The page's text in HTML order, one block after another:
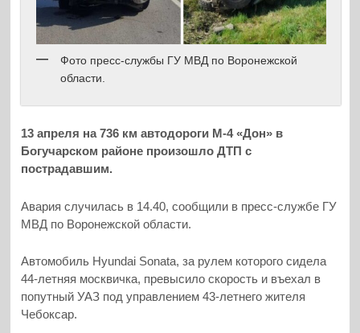
Фото пресс-службы ГУ МВД по Воронежской
области.
13 апреля на 736 км автодороги М-4 «Дон» в
Богучарском районе произошло ДТП с
пострадавшим.
Авария случилась в 14.40, сообщили в пресс-службе ГУ
МВД по Воронежской области.
Автомобиль Hyundai Sonata, за рулем которого сидела
44-летняя москвичка, превысило скорость и въехал в
попутный УАЗ под управлением 43-летнего жителя
Чебоксар.